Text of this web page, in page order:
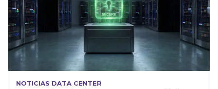
NOTICIAS DATA CENTER